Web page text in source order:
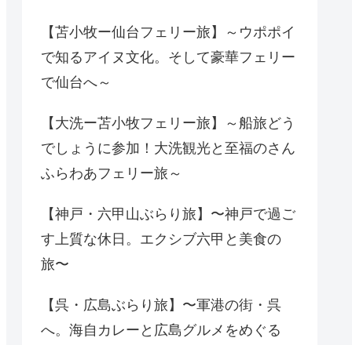
【苫小牧ー仙台フェリー旅】～ウポポイ
で知るアイヌ文化。そして豪華フェリー
で仙台へ～
【大洗ー苫小牧フェリー旅】～船旅どう
でしょうに参加！大洗観光と至福のさん
ふらわあフェリー旅～
【神戸・六甲山ぶらり旅】〜神戸で過ご
す上質な休日。エクシブ六甲と美食の
旅〜
【呉・広島ぶらり旅】〜軍港の街・呉
へ。海自カレーと広島グルメをめぐる